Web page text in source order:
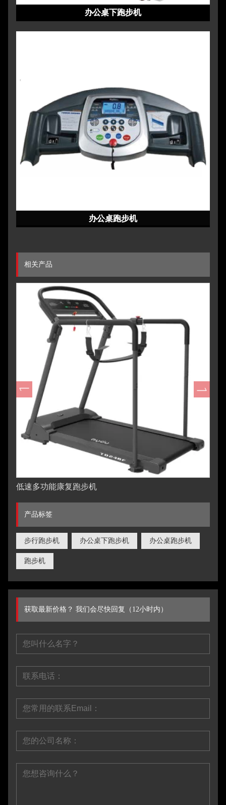
步行跑步机
步行跑步机
步行跑步机
步行跑步机
步行跑步机
办公桌下跑步机
办公桌下跑步机
办公桌下跑步机
办公桌下跑步机
办公桌下跑步机
办公桌跑步机
办公桌跑步机
办公桌跑步机
办公桌跑步机
办公桌跑步机
相关产品
低速多功能康复跑步机
产品标签
步行跑步机 办公桌下跑步机 办公桌跑步机
跑步机
获取最新价格？ 我们会尽快回复（12小时内）